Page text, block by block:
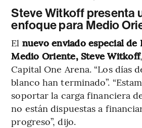
Steve Witkoff presenta
enfoque para Medio
El nuevo enviado especial de
Medio Oriente, Steve Witkoff
Capital One Arena. “Los días
blanco han terminado”.
soportar la carga financiera
no están dispuestas a
progreso”, dijo.